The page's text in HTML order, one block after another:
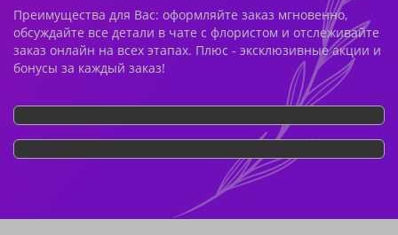
Преимущества для Вас: оформляйте заказ мгновенно,
обсуждайте все детали в чате с флористом и отслеживайте
заказ онлайн на всех этапах. Плюс - эксклюзивные акции и
бонусы за каждый заказ!